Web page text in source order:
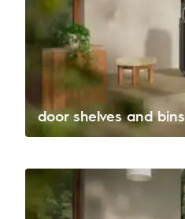
door shelves and bins